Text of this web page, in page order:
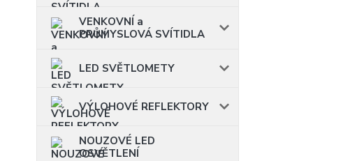
VENKOVNÍ a
PRŮMYSLOVÁ SVÍTIDLA
LED SVĚTLOMETY
VÝLOHOVÉ REFLEKTORY
NOUZOVÉ LED
OSVĚTLENÍ